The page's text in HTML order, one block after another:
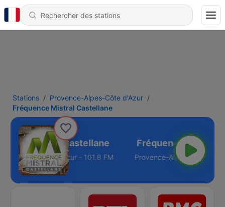
Stations
Provence-Alpes-Côte d'Azur
Fréquence Mistral Castellane
Mistral Castellane
Alpes-Côte d'Azur - 101.8 FM